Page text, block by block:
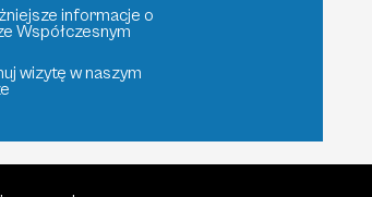
informacje o
Współczesnym
wizytę w naszym